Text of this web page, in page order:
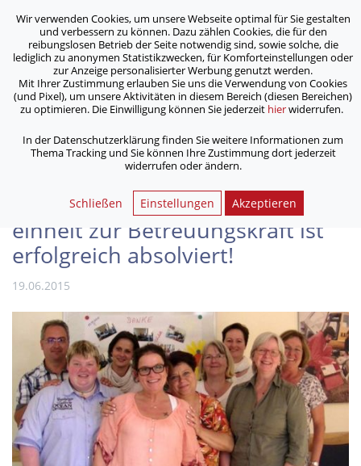
ASB Bonn/Rhein-Sieg/Eifel e.V.
bewegt Menschen
Home / Archiv /
Zertifikatsausgabe beim ASB – Eine weitere Weiter­bil­dungs­
Eine weitere Weiter­bil­dungs­
einheit zur Betreu­ungs­kraft ist
erfolgreich absolviert!
19.06.2015
Wir verwenden Cookies, um unsere Webseite optimal für Sie gestalten
und verbessern zu können. Dazu zählen Cookies, die für den
reibungslosen Betrieb der Seite notwendig sind, sowie solche, die
lediglich zu anonymen Statistikzwecken, für Komforteinstellungen oder
zur Anzeige personalisierter Werbung genutzt werden.
Mit Ihrer Zustimmung erlauben Sie uns die Verwendung von Cookies
(und Pixel), um unsere Aktivitäten in diesem Bereich (diesen Bereichen)
zu optimieren. Die Einwilligung können Sie jederzeit hierwiderrufen.
In der Datenschutzerklärung finden Sie weitere Informationen zum
Thema Tracking und Sie können Ihre Zustimmung dort jederzeit
widerrufen oder ändern.
Schließen Einstellungen Akzeptieren